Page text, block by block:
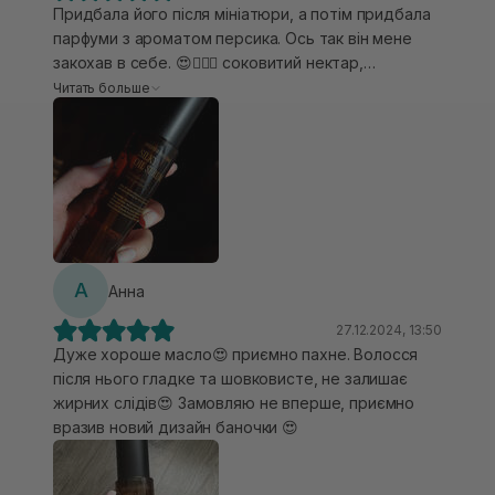
Придбала його після мініатюри, а потім придбала
парфуми з ароматом персика. Ось так він мене
закохав в себе. 😍❤️‍🔥🍑 соковитий нектар,
солодкий та приємний, який нагадує гаряче літо.
Тримає аромат на волоссі. Подобається блиск
волосини, розгладженість та легкість
розчісування. Вистачає два натиски на моє довге
волосся. Також додам, що масло зовсім не
обтяжує мою тонку волосинку, скоріше навпаки,
наповнює та робить дуже зволоженою.
Читать больше
А Анна
27.12.2024, 13:50
Дуже хороше масло😍 приємно пахне. Волосся
після нього гладке та шовковисте, не залишає
жирних слідів😍 Замовляю не вперше, приємно
вразив новий дизайн баночки 😍